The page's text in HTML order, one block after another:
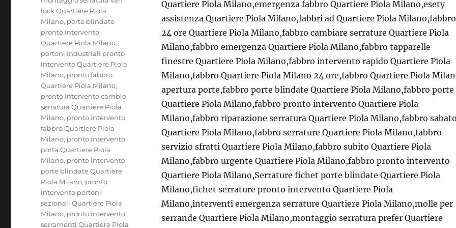
Quartiere Piola Milano,emergenza fabbro Quartiere Piola Milano,esety
assistenza Quartiere Piola Milano,fabbri ad Quartiere Piola Milano,fabbro
24 ore Quartiere Piola Milano,fabbro cambiare serrature Quartiere Piola
Milano,fabbro emergenza Quartiere Piola Milano,fabbro tapparelle
finestre Quartiere Piola Milano,fabbro intervento rapido Quartiere Piola
Milano,fabbro Quartiere Piola Milano 24 ore,fabbro Quartiere Piola
apertura porte,fabbro porte blindate Quartiere Piola Milano,fabbro porte
Quartiere Piola Milano,fabbro pronto intervento Quartiere Piola
Milano,fabbro riparazione serratura Quartiere Piola Milano,fabbro
Quartiere Piola Milano,fabbro serrature Quartiere Piola Milano,fabbro
servizio sfratti Quartiere Piola Milano,fabbro subito Quartiere Piola
Milano,fabbro urgente Quartiere Piola Milano,fabbro pronto intervento
Quartiere Piola Milano,Serrature fichet porte blindate Quartiere Piola
Milano,fichet serrature pronto intervento Quartiere Piola
Milano,interventi emergenza serrature Quartiere Piola Milano,molle per
serrande Quartiere Piola Milano,montaggio serratura prefer Quartiere
lock Quartiere Piola
Milano, porte blindate
pronto intervento
Quartiere Piola Milano,
portoni industriali pronto
intervento Quartiere Piola
Milano, pronto fabbro
Quartiere Piola Milano,
pronto intervento cambio
serratura Quartiere Piola
Milano, pronto intervento
fabbro Quartiere Piola
Milano, pronto intervento
porta Quartiere Piola
Milano, pronto intervento
porte blindate Quartiere
Piola Milano, pronto
intervento portoni
sezionali Quartiere Piola
Milano, pronto intervento
serramenti Quartiere Piola